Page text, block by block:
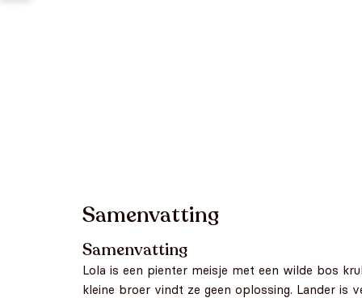
Samenvatting
Samenvatting
Lola is een pienter meisje met een wilde bos
kleine broer vindt ze geen oplossing. Lander is